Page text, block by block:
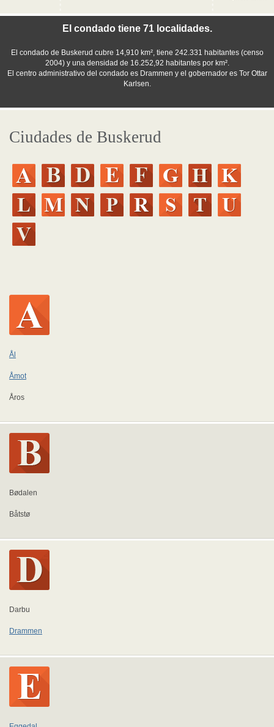
El condado tiene 71 localidades.
El condado de Buskerud cubre 14,910 km², tiene 242.331 habitantes (censo
2004) y una densidad de 16.252,92 habitantes por km².
El centro administrativo del condado es Drammen y el gobernador es Tor Ottar
Karlsen.
Ciudades de Buskerud
Ål
Åmot
Åros
Bødalen
Båtstø
Darbu
Drammen